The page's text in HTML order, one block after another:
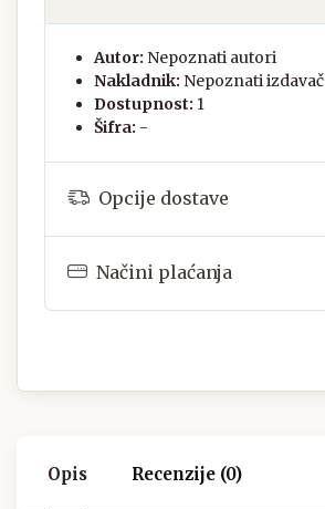
Autor: Nepoznati autori
Nakladnik: Nepoznati izdavač
Dostupnost: 1
Šifra: -
Opcije dostave
Načini plaćanja
Opis Recenzije (0)